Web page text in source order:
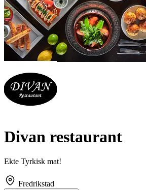
Divan restaurant
Ekte Tyrkisk mat!
Fredrikstad